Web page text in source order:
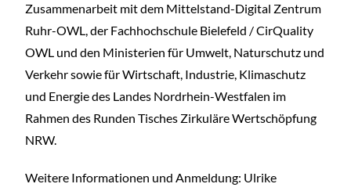
Zusammenarbeit mit dem Mittelstand-Digital Zentrum
Ruhr-OWL, der Fachhochschule Bielefeld / CirQuality
OWL und den Ministerien für Umwelt, Naturschutz und
Verkehr sowie für Wirtschaft, Industrie, Klimaschutz
und Energie des Landes Nordrhein-Westfalen im
Rahmen des Runden Tisches Zirkuläre Wertschöpfung
NRW.
Weitere Informationen und Anmeldung: Ulrike